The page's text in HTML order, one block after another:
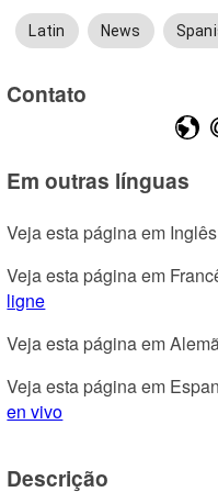
Latin News
Contato
Em outras línguas
Veja esta página em
Veja esta página em
ligne
Veja esta página em
Veja esta página em
en vivo
Descrição